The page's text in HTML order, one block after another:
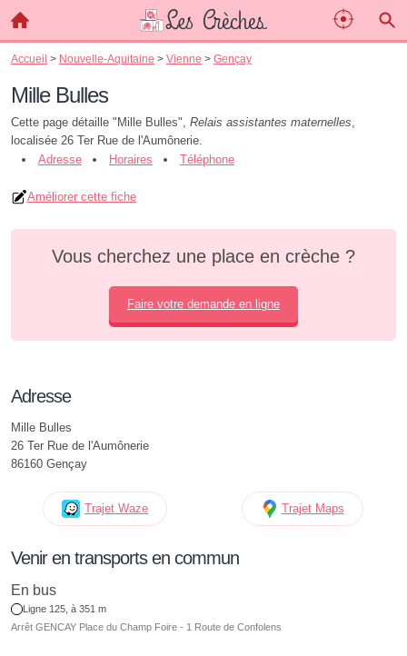
Accueil > Nouvelle-Aquitaine > Vienne > Gençay
Mille Bulles
Cette page détaille "Mille Bulles", Relais assistantes maternelles,
localisée 26 Ter Rue de l'Aumônerie.
Adresse
Horaires Téléphone
Améliorer cette fiche
Vous cherchez une place en crèche ?
Faire votre demande en ligne
Adresse
Mille Bulles
26 Ter Rue de l'Aumônerie
86160 Gençay
Trajet Waze Trajet Maps
Venir en transports en commun
En bus
Ligne 125, à 351 m
Arrêt GENCAY Place du Champ Foire - 1 Route de Confolens